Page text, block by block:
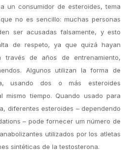
un consumidor de esteroides, tema
no es sencillo: muchas personas
ser acusadas falsamente, y esto
de respeto, ya que quizá hayan
de años de entrenamiento,
Algunos utilizan la forma de
usando dos o más esteroides
mismo tiempo. Quando usado para
diferentes esteroides – dependendo
– pode fornecer um número de
utilizados por los atletas
sintéticas de la testosterona.